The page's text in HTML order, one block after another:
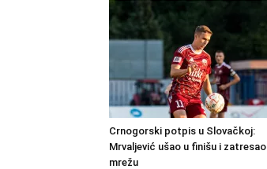
Crnogorski potpis u Slovačkoj:
Mrvaljević ušao u finišu i zatresao
mrežu